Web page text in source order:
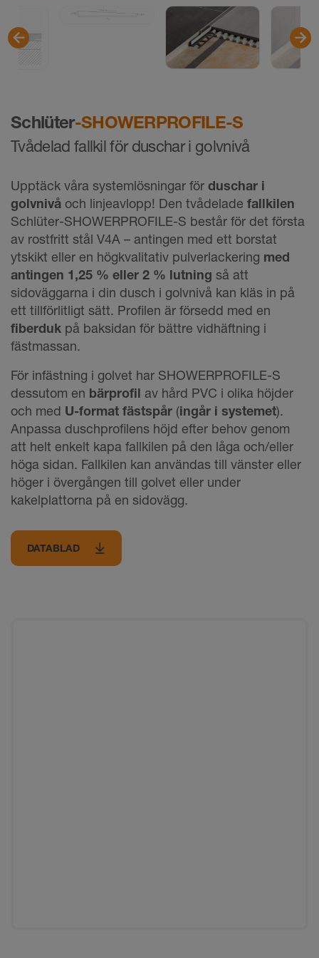
Schlüter-SHOWERPROFILE-S
Tvådelad fallkil för duschar i golvnivå
Upptäck våra systemlösningar för duschar i
golvnivå och linjeavlopp! Den tvådelade fallkilen
Schlüter-SHOWERPROFILE-S består för det första
av rostfritt stål V4A – antingen med ett borstat
ytskikt eller en högkvalitativ pulverlackering med
antingen 1,25 % eller 2 % lutning så att
sidoväggarna i din dusch i golvnivå kan kläs in på
ett tillförlitligt sätt. Profilen är försedd med en
fiberduk på baksidan för bättre vidhäftning i
fästmassan.
För infästning i golvet har SHOWERPROFILE-S
dessutom en bärprofil av hård PVC i olika höjder
och med U-format fästspår (ingår i systemet).
Anpassa duschprofilens höjd efter behov genom
att helt enkelt kapa fallkilen på den låga och/eller
höga sidan. Fallkilen kan användas till vänster eller
höger i övergången till golvet eller under
kakelplattorna på en sidovägg.
DATABLAD